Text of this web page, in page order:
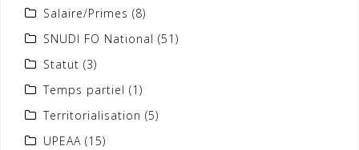
Salaire/Primes (8)
SNUDI FO National (51)
Statut (3)
Temps partiel (1)
Territorialisation (5)
UPEAA (15)